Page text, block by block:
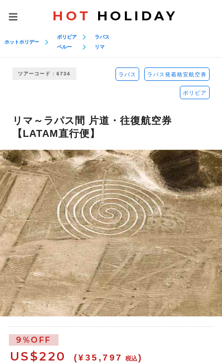
toggle
navigation
HOT HOLIDAY
ホットホリデー
ボリビア
ペルー
ラパス
リマ
ツアーコード : 6734 ラパス ラパス発着格安航空券
ボリビア
リマ～ラパス間 片道・往復航空券
【LATAM直行便】
9%OFF
US$220 (¥35,797 税込)